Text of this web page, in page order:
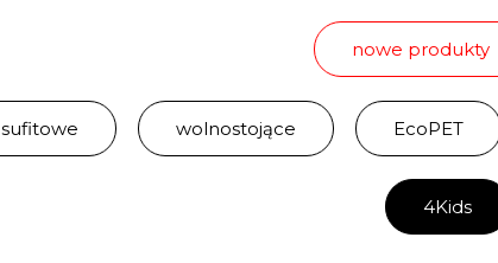
nowe produkty
sufitowe wolnostojące EcoPET
4Kids